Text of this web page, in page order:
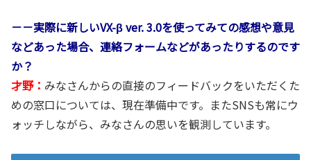
－－実際に新しいVX-β ver. 3.0を使ってみての感想や意見
などあった場合、連絡フォームなどがあったりするのです
か？
才野： みなさんからの直接のフィードバックをいただくた
めの窓口については、現在準備中です。またSNSも常にウ
ォッチしながら、みなさんの思いを観測しています。